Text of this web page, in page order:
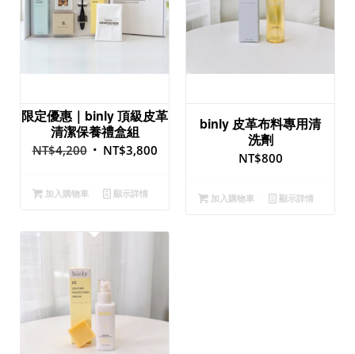
限定優惠｜binly 頂級皮革
清潔保養禮盒組
NT$4,200 NT$3,800
加入購物車 顯示詳情
binly 皮革布料專用清
洗劑
NT$800
加入購物車 顯示詳情